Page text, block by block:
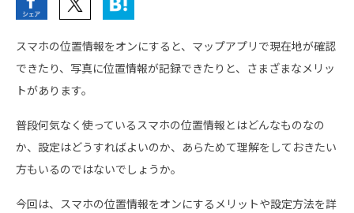
スマホの位置情報をオンにすると、マップアプリで現在地が確認
できたり、写真に位置情報が記録できたりと、さまざまなメリッ
トがあります。
普段何気なく使っているスマホの位置情報とはどんなものなの
か、設定はどうすればよいのか、あらためて理解をしておきたい
方もいるのではないでしょうか。
今回は、スマホの位置情報をオンにするメリットや設定方法を詳